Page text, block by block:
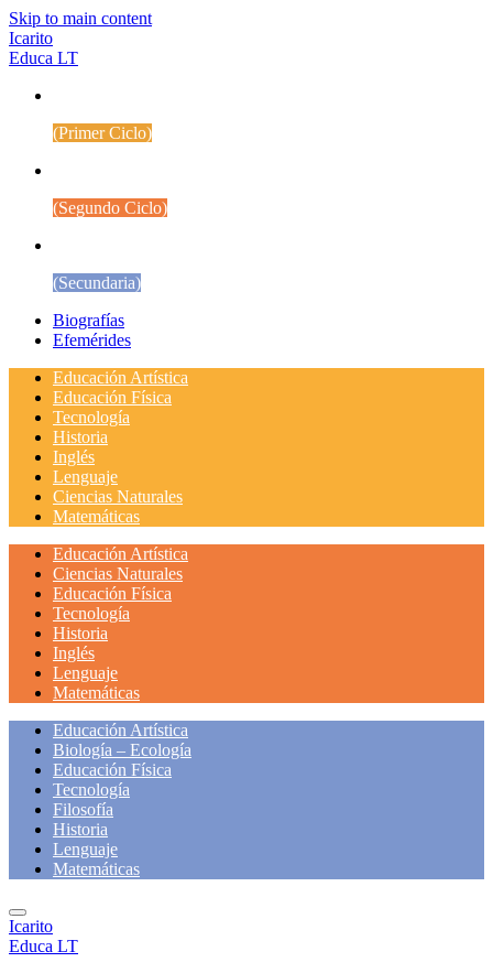
Skip to main content
Icarito
Educa LT
(Primer Ciclo)
(Segundo Ciclo)
(Secundaria)
Biografías
Efemérides
Educación Artística
Educación Física
Tecnología
Historia
Inglés
Lenguaje
Ciencias Naturales
Matemáticas
Educación Artística
Ciencias Naturales
Educación Física
Tecnología
Historia
Inglés
Lenguaje
Matemáticas
Educación Artística
Biología – Ecología
Educación Física
Tecnología
Filosofía
Historia
Lenguaje
Matemáticas
Icarito
Educa LT